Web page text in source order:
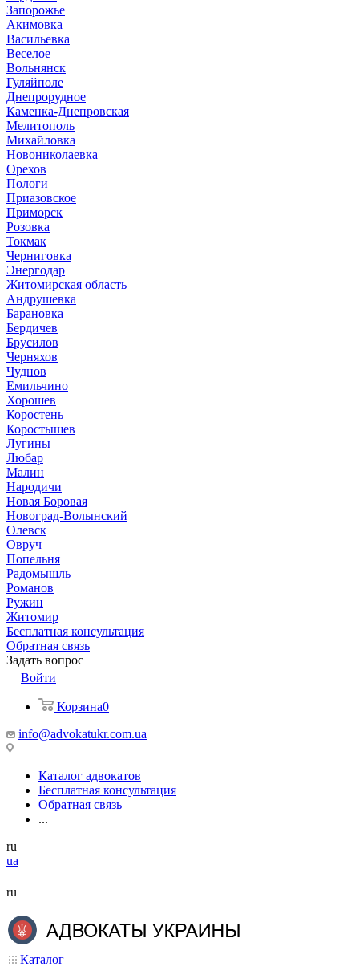
Запорожье
Акимовка
Васильевка
Веселое
Вольнянск
Гуляйполе
Днепрорудное
Каменка-Днепровская
Мелитополь
Михайловка
Новониколаевка
Орехов
Пологи
Приазовское
Приморск
Розовка
Токмак
Черниговка
Энергодар
Житомирская область
Андрушевка
Барановка
Бердичев
Брусилов
Черняхов
Чуднов
Емильчино
Хорошев
Коростень
Коростышев
Лугины
Любар
Малин
Народичи
Новая Боровая
Новоград-Волынский
Олевск
Овруч
Попельня
Радомышль
Романов
Ружин
Житомир
Бесплатная консультация
Обратная связь
Задать вопрос
Войти
Корзина0
info@advokatukr.com.ua
Каталог адвокатов
Бесплатная консультация
Обратная связь
...
ru
ua
ru
Каталог